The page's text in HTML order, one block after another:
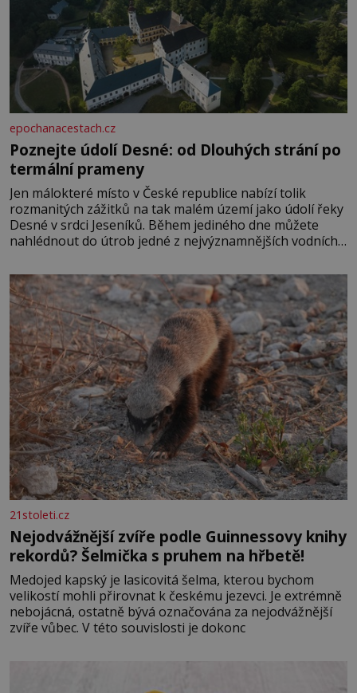
epochanacestach.cz
Poznejte údolí Desné: od Dlouhých strání po
termální prameny
Jen málokteré místo v České republice nabízí tolik
rozmanitých zážitků na tak malém území jako údolí řeky
Desné v srdci Jeseníků. Během jediného dne můžete
nahlédnout do útrob jedné z nejvýznamnějších vodních
se na koloběžce a den zakončit poznáváním památek ve
Velkých Losinách nebo v termálním
21stoleti.cz
Nejodvážnější zvíře podle Guinnessovy knihy
rekordů? Šelmička s pruhem na hřbetě!
Medojed kapský je lasicovitá šelma, kterou bychom
velikostí mohli přirovnat k českému jezevci. Je extrémně
nebojácná, ostatně bývá označována za nejodvážnější
zvíře vůbec. V této souvislosti je dokonc